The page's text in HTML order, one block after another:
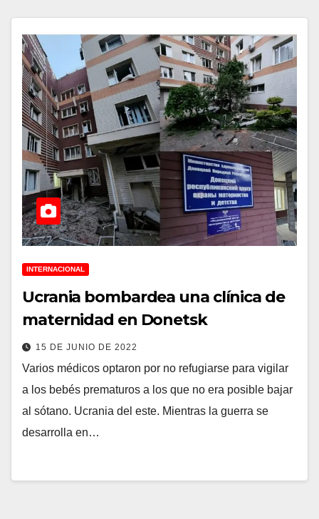
INTERNACIONAL
Ucrania bombardea una clínica de
maternidad en Donetsk
15 DE JUNIO DE 2022
Varios médicos optaron por no refugiarse para vigilar
a los bebés prematuros a los que no era posible bajar
al sótano. Ucrania del este. Mientras la guerra se
desarrolla en…